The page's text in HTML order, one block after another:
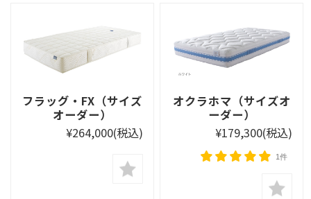
フラッグ・FX（サイズ
オーダー）
¥264,000(税込)
オクラホマ（サイズオ
ーダー）
¥179,300(税込)
1件